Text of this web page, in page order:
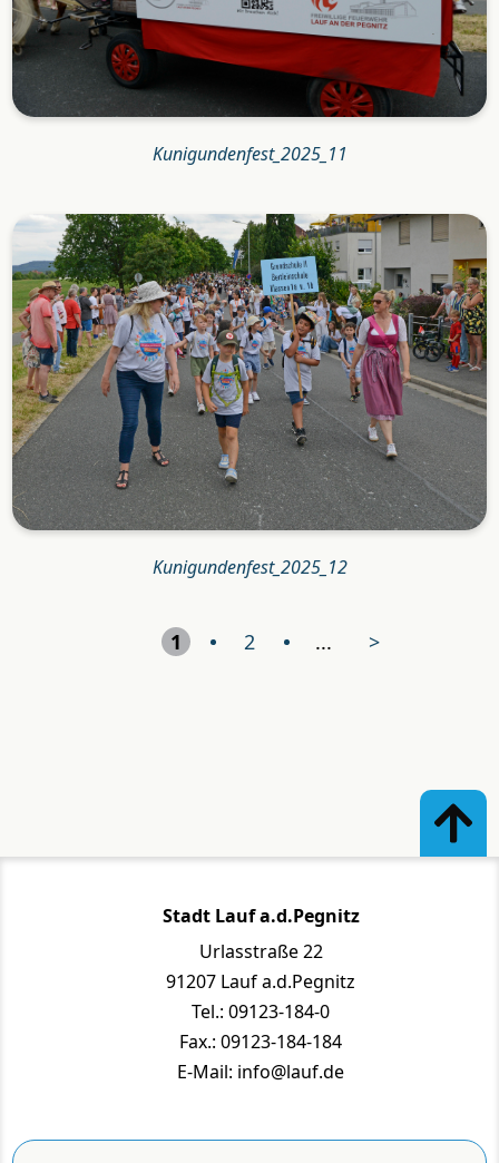
Kunigundenfest_2025_11
Kunigundenfest_2025_12
1 2 ... >
Stadt Lauf a.d.Pegnitz
Urlasstraße 22
91207 Lauf a.d.Pegnitz
Tel.: 09123-184-0
Fax.: 09123-184-184
E-Mail: info@lauf.de